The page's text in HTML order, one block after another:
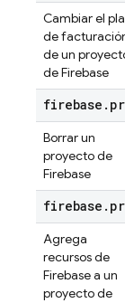
Cambiar el
de
de un
de Firebase
firebase .
Borrar un
proyecto de
Firebase
firebase .
Agrega
recursos de
Firebase a un
proyecto de